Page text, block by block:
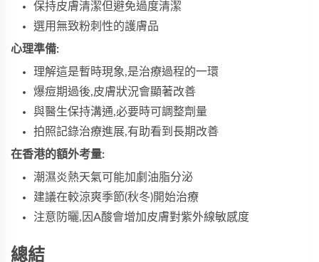
保持皮膚清潔但避免過度清潔
選用無致粉刺性的護膚品
心理準備:
理解這是暫時現象,是治療過程的一環
爆痘期過後,皮膚狀況會顯著改善
與醫生保持溝通,必要時可調整劑量
拍照記錄治療進展,有助看到長期改善
在香港的額外考量:
潮濕炎熱天氣可能加劇油脂分泌
建議在較涼爽季節(秋冬)開始治療
注意防曬,因A酸會增加皮膚對紫外線敏感度
總結